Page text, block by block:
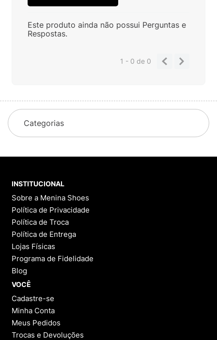
Este produto ainda não possui Perguntas e
Respostas.
1 - 0de 0
Categorias
INSTITUCIONAL
Sobre a Menina Shoes
Política de Privacidade
Política de Troca
Política de Entrega
Lojas Físicas
Programa de Fidelidade
Blog
VOCÊ
Cadastre-se
Minha Conta
Meus Pedidos
Trocas e Devoluções